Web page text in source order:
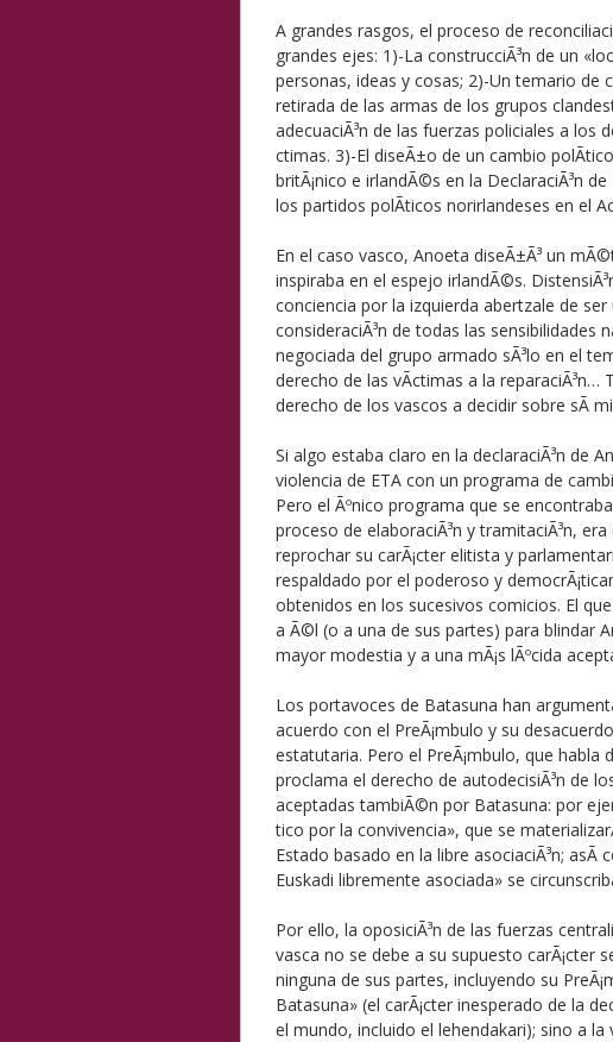
A grandes rasgos, el proceso de
grandes ejes: 1)-La construcciÃ³n de un
personas, ideas y cosas; 2)-Un temario de
retirada de las armas de los grupos
adecuaciÃ³n de las fuerzas policiales a los
ctimas. 3)-El diseÃ±o de un cambio
britÃ¡nico e irlandÃ©s en la DeclaraciÃ³n
los partidos polÃ­ticos norirlandeses en el
En el caso vasco, Anoeta diseÃ±Ã³ un
inspiraba en el espejo irlandÃ©s.
conciencia por la izquierda abertzale de
consideraciÃ³n de todas las sensibilidades
negociada del grupo armado sÃ³lo en el
derecho de las vÃ­ctimas a la
derecho de los vascos a decidir sobre sÃ­
Si algo estaba claro en la declaraciÃ³n de
violencia de ETA con un programa de
Pero el Ãºnico programa que se
proceso de elaboraciÃ³n y tramitaciÃ³n,
reprochar su carÃ¡cter elitista y
respaldado por el poderoso y
obtenidos en los sucesivos comicios. El
a Ã©l (o a una de sus partes) para blindar
mayor modestia y a una mÃ¡s lÃºcida
Los portavoces de Batasuna han
acuerdo con el PreÃ¡mbulo y su
estatutaria. Pero el PreÃ¡mbulo, que
proclama el derecho de autodecisiÃ³n de
aceptadas tambiÃ©n por Batasuna: por
tico por la convivencia», que se
Estado basado en la libre asociaciÃ³n;
Euskadi libremente asociada» se
Por ello, la oposiciÃ³n de las fuerzas
vasca no se debe a su supuesto carÃ¡cter
ninguna de sus partes, incluyendo su
Batasuna» (el carÃ¡cter inesperado de la
el mundo, incluido el lehendakari); sino a